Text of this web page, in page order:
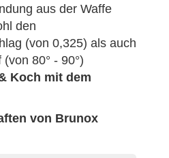
aus der Waffe
den
(von 0,325) als auch
80° - 90°)
Koch mit dem
von Brunox